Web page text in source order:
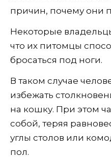
причин, почему они
Некоторые
что их питомцы
бросаться под ноги.
В таком случае
избежать
на кошку. При этом
собой, теряя
углы столов или
пол.